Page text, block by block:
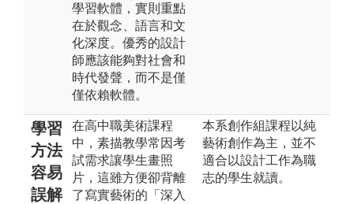
學習軟體，實則重點
在於觀念、語言和文
化深度。優秀的設計
師應該能夠對社會和
時代發聲，而不是僅
僅依賴軟體。
學習
方法
容易
誤解
在高中職美術課程
中，素描教學常因考
試需求讓學生畫照
片，這雖方便卻背離
了寫實藝術的「深入
本系創作組課程以純
藝術創作為主，並不
適合以設計工作為職
志的學生就讀。